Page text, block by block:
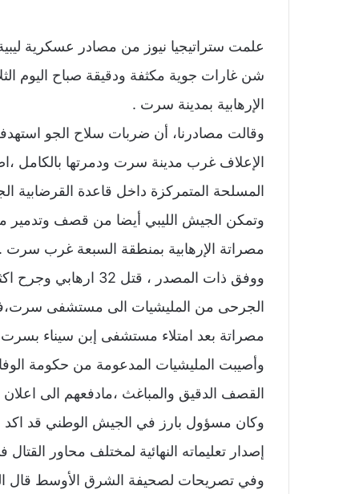
علمت ستراتيجيا نيوز من مصادر عسكرية
شن غارات جوية مكثفة ودقيقة صباح اليوم
الإرهابية بمدينة سرت .
وقالت مصادرنا، أن ضربات سلاح الجو
الإعلاف غرب مدينة سرت ودمرتها بالكامل
المسلحة المتمركزة داخل قاعدة القرضابية
وتمكن الجيش الليبي أيضا من قصف وتدمير
مصراتة الإرهابية بمنطقة السبعة غرب سرت
الجرحى من المليشيات الى مستشفى
مصراتة بعد امتلاء مستشفى إبن سيناء
وأصيبت المليشيات المدعومة من حكومة
القصف الدقيق والمباغث ،مادفعهم الى
وكان مسؤول بارز في الجيش الوطني قد اكد
إصدار تعليماته النهائية لمختلف محاور
وفي تصريحات لصحيفة الشرق الأوسط قال